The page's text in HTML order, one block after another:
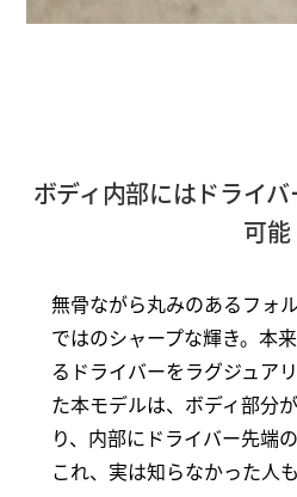
ボディ内部にはドライ
可能
無骨ながら丸みのあるフォ
ではのシャープな輝き。本
るドライバーをラグジュア
た本モデルは、ボディ部分
り、内部にドライバー先端
これ、実は知らなかった人